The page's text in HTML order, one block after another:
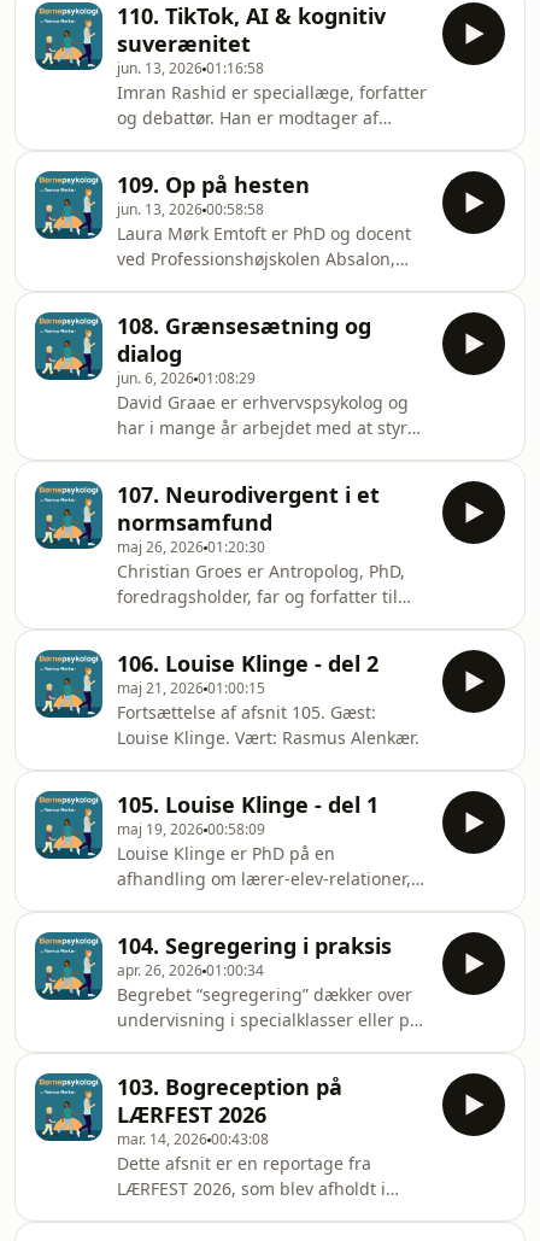
neuropsykologi. Hun er ekspert i
ufrivilligt skolefravær - særligt i
relation til børn og unge med ADHD
og/eller autismespektrumforstyrrelse.
110. TikTok, AI & kognitiv
suverænitet
jun. 13, 202601:16:58
Imran Rashid er speciallæge, forfatter
og debattør. Han er modtager af
Indtryk). Imran arbejder med viden
og forandring på det teknologiske
område.
109. Op på hesten
jun. 13, 202600:58:58
Laura Mørk Emtoft er PhD og docent
ved Professionshøjskolen Absalon,
teater og poetryslam som
specialpædagogisk teknologi.
108. Grænsesætning og
dialog
jun. 6, 202601:08:29
David Graae er erhvervspsykolog og
har i mange år arbejdet med at styrke
bogen “Grænsesætning og dialog i
forældresamarbejdet” (Dafolo 2026).
107. Neurodivergent i et
normsamfund
maj 26, 202601:20:30
Christian Groes er Antropolog, PhD,
foredragsholder, far og forfatter til
(Gyldendal 2025).
106. Louise Klinge - del 2
maj 21, 202601:00:15
Fortsættelse af afsnit 105. Gæst:
Louise Klinge. Vært: Rasmus Alenkær.
105. Louise Klinge - del 1
maj 19, 202600:58:09
Louise Klinge er PhD på en
afhandling om lærer-elev-relationer,
lærer på både en erhvervsuddannelse
og i folke-, fri- og privatskoler. Hun
vandt i 2017 konkurrencen PhD. Cup
for formidlingen af sit
forskningsprojekt om lærer-elev-
relationer med fokus på læreres
relationskompetencer. Hun er medlem
af Børnerådet, har skrevet en
104. Segregering i praksis
apr. 26, 202601:00:34
Begrebet “segregering” dækker over
undervisning i specialklasser eller på
besøger vi VoLiS, som er et
vidtgående specialtilbud under
Aalborg Kommune. Gæster: Andreas
Stidsholt Bernickel, Jan Hoxer Bang
Kjeldsen, og Line Schjøtt. Vært:
Rasmus Alenkær
103. Bogreception på
LÆRFEST 2026
mar. 14, 202600:43:08
Dette afsnit er en reportage fra
LÆRFEST 2026, som blev afholdt i